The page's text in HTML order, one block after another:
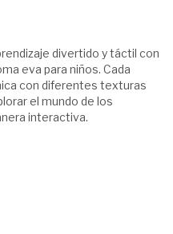
divertido y táctil con
eva para niños. Cada
con diferentes texturas
el mundo de los
interactiva.